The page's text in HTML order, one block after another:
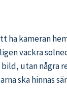
ha kameran
vackra
bild, utan några
ska hinnas